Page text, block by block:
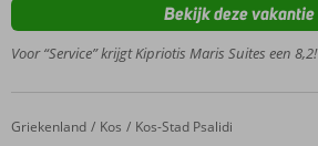
en
suites
entertainment
Voor “Service” krijgt Kipriotis Maris Suites een 8,2!
Bekijk deze vakantie
Home
Griekenland Kos Kos-Stad Psalidi
Kipriotis Panorama Hotel & Suites